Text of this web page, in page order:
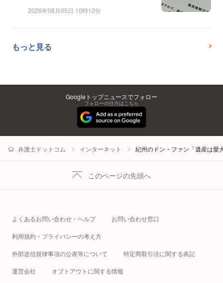
2026年08月05日 10時12分
もっと見る
Googleトップニュースでフォロー
フォローの仕方はこちら
弁護士ドットコム インターネット 紀州のドン・ファン「遺産は
このページの先頭へ
よくあるお問い合わせ・ヘルプ お問い合わせ窓口
利用規約・プライバシーの考え方
外部送信規律事項の公表等について 特定商取引法に関する表記
運営会社 オプトアウトに関する情報